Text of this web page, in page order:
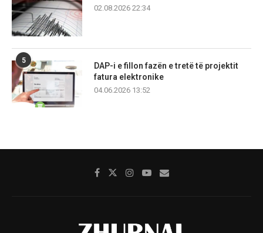
02.08.2026 22:34
5
DAP-i e fillon fazën e tretë të projektit
fatura elektronike
04.06.2026 13:52